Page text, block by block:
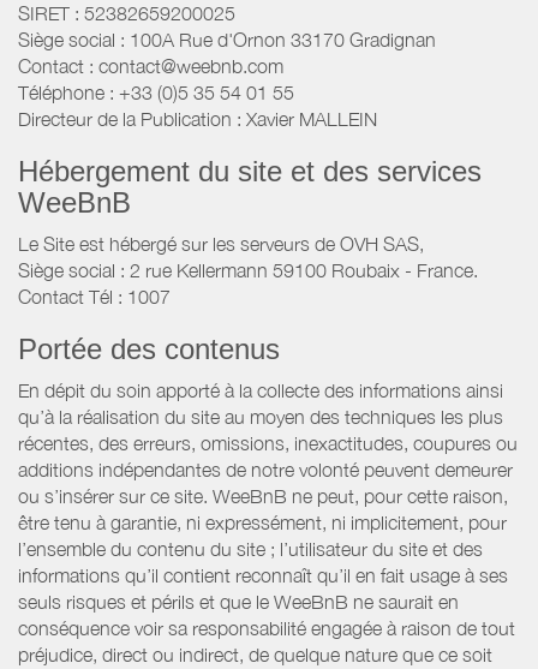
SIRET : 52382659200025
Siège social : 100A Rue d'Ornon 33170 Gradignan
Contact : contact@weebnb.com
Téléphone : +33 (0)5 35 54 01 55
Directeur de la Publication : Xavier MALLEIN
Hébergement du site et des services
WeeBnB
Le Site est hébergé sur les serveurs de OVH SAS,
Siège social : 2 rue Kellermann 59100 Roubaix - France.
Contact Tél : 1007
Portée des contenus
En dépit du soin apporté à la collecte des informations ainsi
qu’à la réalisation du site au moyen des techniques les plus
récentes, des erreurs, omissions, inexactitudes, coupures ou
additions indépendantes de notre volonté peuvent demeurer
ou s’insérer sur ce site. WeeBnB ne peut, pour cette raison,
être tenu à garantie, ni expressément, ni implicitement, pour
l’ensemble du contenu du site ; l’utilisateur du site et des
informations qu’il contient reconnaît qu’il en fait usage à ses
seuls risques et périls et que le WeeBnB ne saurait en
conséquence voir sa responsabilité engagée à raison de tout
préjudice, direct ou indirect, de quelque nature que ce soit